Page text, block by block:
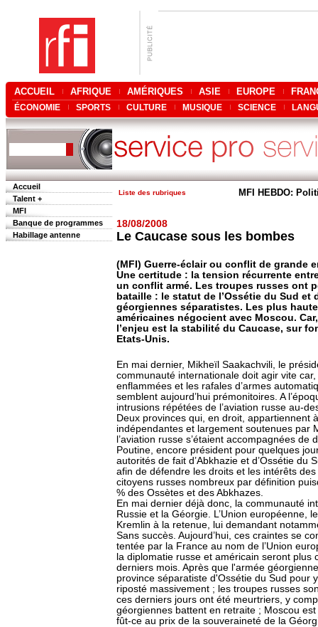
ACCUEIL AFRIQUE AMÉRIQUES ASIE EUROPE
ÉCONOMIE SPORTS CULTURE MUSIQUE SCIENCE
Accueil
Talent +
MFI
Banque de programmes
Habillage antenne
Liste des rubriques MFI HEBDO:
18/08/2008
Le Caucase sous les bombes
(MFI) Guerre-éclair ou conflit de grande
Une certitude : la tension récurrente
un conflit armé. Les troupes russes ont
bataille : le statut de l’Ossétie du Sud et
géorgiennes séparatistes. Les plus
américaines négocient avec Moscou.
l’enjeu est la stabilité du Caucase, sur
Etats-Unis.
En mai dernier, Mikheïl Saakachvili, le
communauté internationale doit agir vite
enflammées et les rafales d’armes
semblent aujourd’hui prémonitoires. A
intrusions répétées de l’aviation russe au-
Deux provinces qui, en droit, appartiennent
indépendantes et largement soutenues par
l’aviation russe s’étaient accompagnées
Poutine, encore président pour quelques
autorités de fait d’Abkhazie et d’Ossétie du
afin de défendre les droits et les intérêts
citoyens russes nombreux par définition
% des Ossètes et des Abkhazes.
En mai dernier déjà donc, la communauté
Russie et la Géorgie. L’Union européenne,
Kremlin à la retenue, lui demandant
Sans succès. Aujourd’hui, ces craintes se
tentée par la France au nom de l’Union
la diplomatie russe et américain seront plus
derniers mois. Après que l'armée
province séparatiste d'Ossétie du Sud pour
riposté massivement ; les troupes russes
ces derniers jours ont été meurtriers, y
géorgiennes battent en retraite ; Moscou
fût-ce au prix de la souveraineté de la